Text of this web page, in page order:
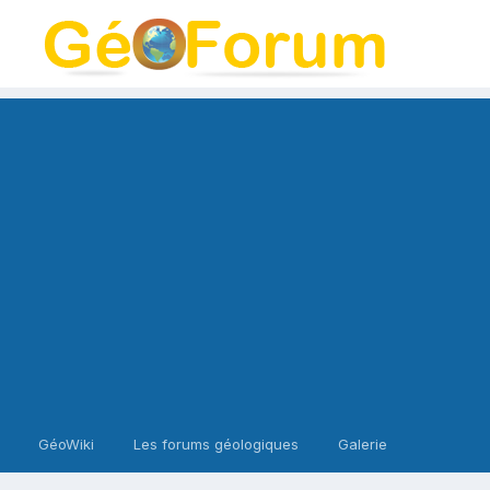
GéoWiki Les forums géologiques Galerie